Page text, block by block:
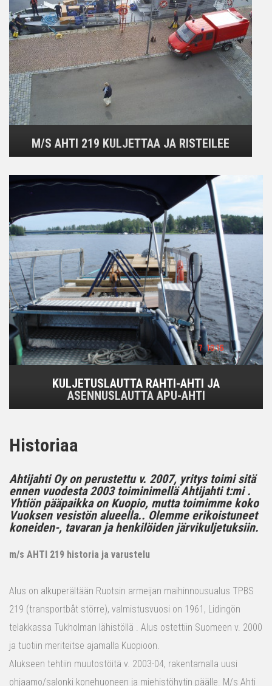
M/S AHTI 219 KULJETTAA JA RISTEILEE
KULJETUSLAUTTA RAHTI-AHTI JA
ASENNUSLAUTTA APU-AHTI
Historiaa
Ahtijahti Oy on perustettu v. 2007, yritys toimi sitä
ennen vuodesta 2003 toiminimellä Ahtijahti t:mi .
Yhtiön pääpaikka on Kuopio, mutta toimimme koko
Vuoksen vesistön alueella.. Olemme erikoistuneet
koneiden-, tavaran ja henkilöiden järvikuljetuksiin.
m/s AHTI 219 historia ja varustelu
Alus on alkuperältään Ruotsin armeijan maihinnousualus TPBS
219 (transportbåt större), valmistusvuosi on 1961, Lidingön
telakkassa Tukholman lähistöllä . Alus ostettiin Suomeen v. 2000
ja tuotiin meriteitse ajamalla Kuopioon.
Alukseen tehtiin muutostöitä v. 2003-04, rakentamalla uusi
ohjaamo/salonki konehuoneen ja miehistöhytin päälle. M/s Ahti